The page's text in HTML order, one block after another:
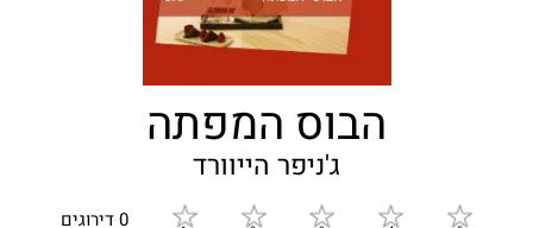
הבוס המפתה
ג'ניפר הייוורד
0 דירוגים